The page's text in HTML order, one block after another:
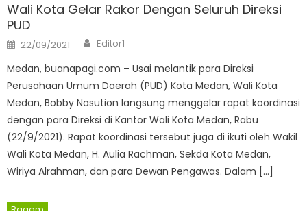
Wali Kota Gelar Rakor Dengan Seluruh Direksi
PUD
Posted
on
22/09/2021 Author
Editor1
Medan, buanapagi.com – Usai melantik para Direksi
Perusahaan Umum Daerah (PUD) Kota Medan, Wali Kota
Medan, Bobby Nasution langsung menggelar rapat koordinasi
dengan para Direksi di Kantor Wali Kota Medan, Rabu
(22/9/2021). Rapat koordinasi tersebut juga di ikuti oleh Wakil
Wali Kota Medan, H. Aulia Rachman, Sekda Kota Medan,
Wiriya Alrahman, dan para Dewan Pengawas. Dalam […]